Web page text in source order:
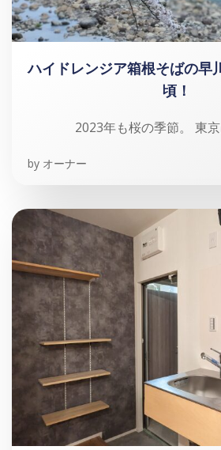
ハイドレンジア箱根そばの早
頃！
2023年も桜の季節。 東
by オーナー